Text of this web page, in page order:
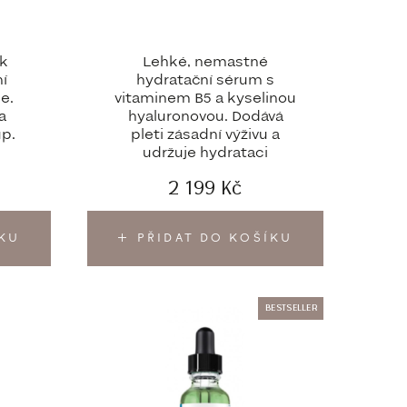
PŘIDAT DO KOŠÍKU
Lehké, nemastné
hydratační sérum s
vitaminem B5 a kyselinou
hyaluronovou. Dodává
pleti zásadní výživu a
udržuje hydrataci
2 199 Kč
BESTSELLER